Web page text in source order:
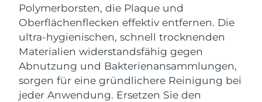
Polymerborsten, die Plaque und
Oberflächenflecken effektiv entfernen. Die
ultra-hygienischen, schnell trocknenden
Materialien widerstandsfähig gegen
Abnutzung und Bakterienansammlungen,
sorgen für eine gründlichere Reinigung bei
jeder Anwendung. Ersetzen Sie den